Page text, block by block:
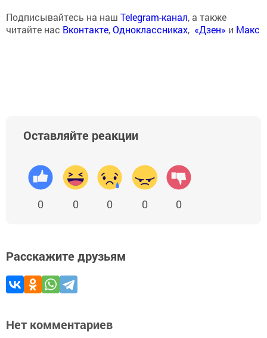
Подписывайтесь на наш Telegram-канал, а также
читайте нас Вконтакте,Одноклассниках, «Дзен» и Макс
Оставляйте реакции
0 0 0 0 0
Расскажите друзьям
Нет комментариев